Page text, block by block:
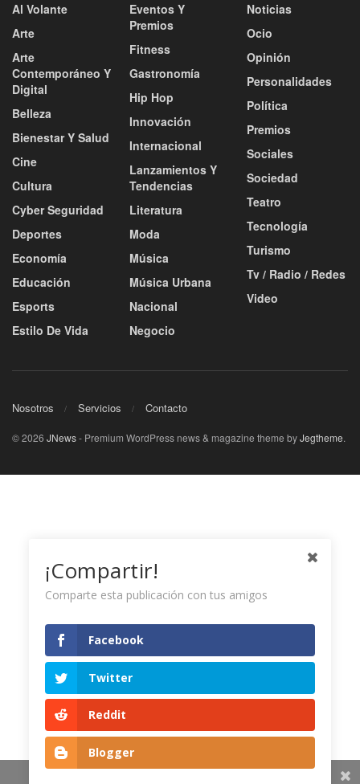
Al Volante
Arte
Arte
Contemporáneo Y
Digital
Belleza
Bienestar Y Salud
Cine
Cultura
Cyber Seguridad
Deportes
Economía
Educación
Esports
Estilo De Vida
Eventos Y
Premios
Fitness
Gastronomía
Hip Hop
Innovación
Internacional
Lanzamientos Y
Tendencias
Literatura
Moda
Música
Música Urbana
Nacional
Negocio
Noticias
Ocio
Opinión
Personalidades
Política
Premios
Sociales
Sociedad
Teatro
Tecnología
Turismo
Tv / Radio / Redes
Video
Nosotros Servicios Contacto
© 2026 JNews- Premium WordPress news & magazine theme byJegtheme.
¡Compartir!
Comparte esta publicación con tus amigos
Facebook
Twitter
Reddit
Blogger